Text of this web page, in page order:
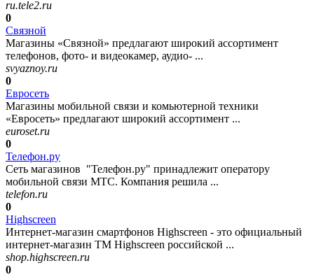
ru.tele2.ru
0
Связной
Магазины «Связной» предлагают широкий ассортимент
телефонов, фото- и видеокамер, аудио- ...
svyaznoy.ru
0
Евросеть
Магазины мобильной связи и комьютерной техники
«Евросеть» предлагают широкий ассортимент ...
euroset.ru
0
Телефон.ру
Сеть магазинов "Телефон.ру" принадлежит оператору
мобильной связи МТС. Компания решила ...
telefon.ru
0
Highscreen
Интернет-магазин смартфонов Highscreen - это официальный
интернет-магазин ТМ Highscreen российской ...
shop.highscreen.ru
0